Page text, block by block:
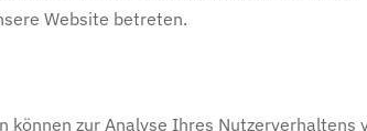
Website betreten.
können zur Analyse Ihres Nutzerverhaltens